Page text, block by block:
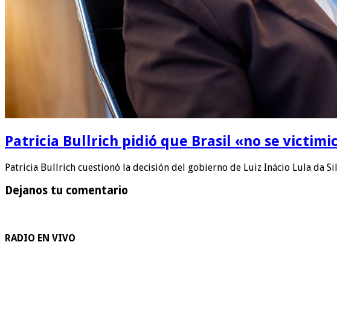
Patricia Bullrich pidió que Brasil «no se
Patricia Bullrich cuestionó la decisión del gobierno de Luiz Inácio Lula da
Dejanos tu comentario
RADIO EN VIVO